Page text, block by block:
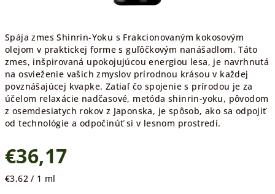
Spája zmes Shinrin-Yoku s Frakcionovaným kokosovým
olejom v praktickej forme s guľôčkovým nanášadlom. Táto
zmes, inšpirovaná upokojujúcou energiou lesa, je navrhnutá
na osvieženie vašich zmyslov prírodnou krásou v každej
povznášajúcej kvapke. Zatiaľ čo spojenie s prírodou je za
účelom relaxácie nadčasové, metóda shinrin-yoku, pôvodom
z osemdesiatych rokov z Japonska, je spôsob, ako sa odpojiť
od technológie a odpočinúť si v lesnom prostredí.
€36,17
Jednotková
€3,62 / 1 ml